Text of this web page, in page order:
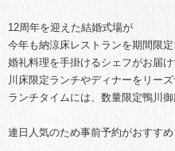
12周年を迎えた結婚式場が
今年も納涼床レストランを期間限定
婚礼料理を手掛けるシェフがお届け
川床限定ランチやディナーをリーズ
ランチタイムには、数量限定鴨川御
連日人気のため事前予約がおすすめ